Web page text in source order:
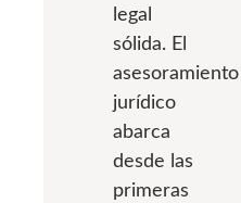
legal
sólida. El
asesoramiento
jurídico
abarca
desde las
primeras